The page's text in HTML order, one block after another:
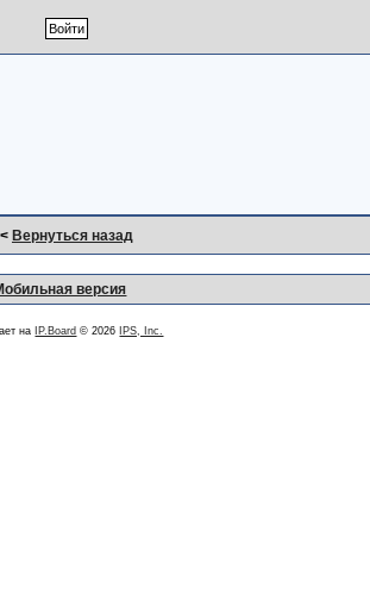
< Вернуться назад
версия
на IP.Board © 2026 IPS, Inc.